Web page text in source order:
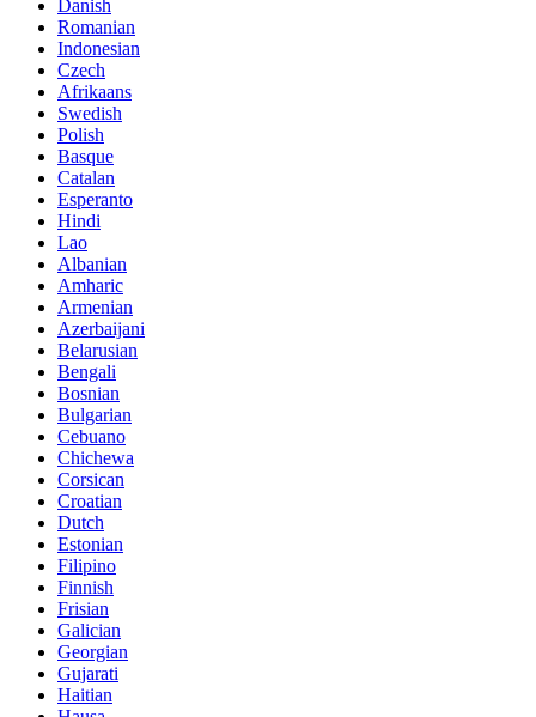
Danish
Romanian
Indonesian
Czech
Afrikaans
Swedish
Polish
Basque
Catalan
Esperanto
Hindi
Lao
Albanian
Amharic
Armenian
Azerbaijani
Belarusian
Bengali
Bosnian
Bulgarian
Cebuano
Chichewa
Corsican
Croatian
Dutch
Estonian
Filipino
Finnish
Frisian
Galician
Georgian
Gujarati
Haitian